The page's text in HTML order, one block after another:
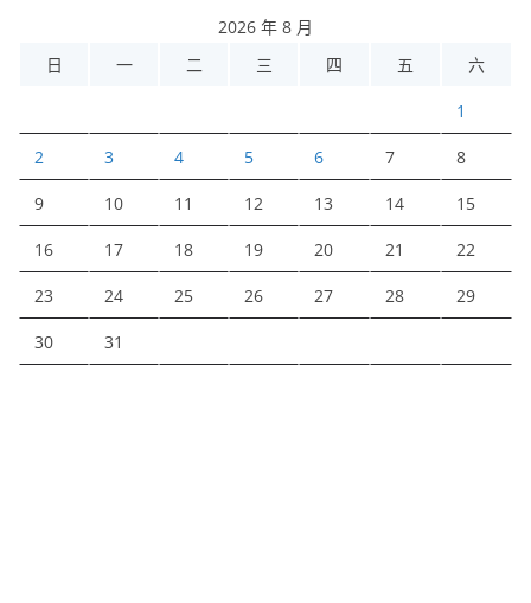
2026 年 8 月
日
一 二 三 四 五 六
1
2 3 4 5 6 7 8
9 10 11 12 13 14 15
16 17 18 19 20 21 22
23 24 25 26 27 28 29
30 31